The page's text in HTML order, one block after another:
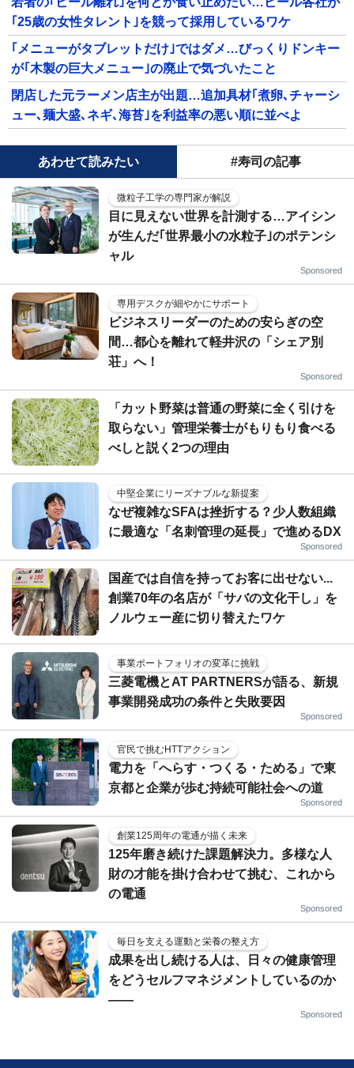
｢25歳の女性タレント｣を競って採用しているワケ
｢メニューがタブレットだけ｣ではダメ…びっくりドンキー
が｢木製の巨大メニュー｣の廃止で気づいたこと
閉店した元ラーメン店主が出題…追加具材｢煮卵､チャーシ
ュー､麺大盛､ネギ､海苔｣を利益率の悪い順に並べよ
あわせて読みたい #寿司の記事
微粒子工学の専門家が解説
目に見えない世界を計測する…アイシン
が生んだ｢世界最小の水粒子｣のポテンシ
ャル
Sponsored
専用デスクが細やかにサポート
ビジネスリーダーのための安らぎの空
間…都心を離れて軽井沢の「シェア別
荘」へ！
Sponsored
「カット野菜は普通の野菜に全く引けを
取らない」管理栄養士がもりもり食べる
べしと説く2つの理由
中堅企業にリーズナブルな新提案
なぜ複雑なSFAは挫折する？少人数組織
に最適な「名刺管理の延長」で進めるDX
Sponsored
国産では自信を持ってお客に出せない...
創業70年の名店が「サバの文化干し」を
ノルウェー産に切り替えたワケ
事業ポートフォリオの変革に挑戦
三菱電機とAT PARTNERSが語る、新規
事業開発成功の条件と失敗要因
Sponsored
官民で挑むHTTアクション
電力を「へらす・つくる・ためる」で東
京都と企業が歩む持続可能社会への道
Sponsored
創業125周年の電通が描く未来
125年磨き続けた課題解決力。多様な人
財の才能を掛け合わせて挑む、これから
の電通
Sponsored
毎日を支える運動と栄養の整え方
成果を出し続ける人は、日々の健康管理
をどうセルフマネジメントしているのか
——
Sponsored